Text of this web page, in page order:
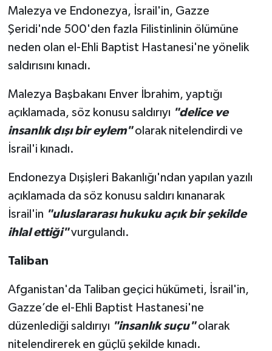
Malezya ve Endonezya, İsrail'in, Gazze
Şeridi'nde 500'den fazla Filistinlinin ölümüne
neden olan el-Ehli Baptist Hastanesi'ne yönelik
saldırısını kınadı.
Malezya Başbakanı Enver İbrahim, yaptığı
açıklamada, söz konusu saldırıyı "delice ve
insanlık dışı bir eylem"olarak nitelendirdi ve
İsrail'i kınadı.
Endonezya Dışişleri Bakanlığı'ndan yapılan yazılı
açıklamada da söz konusu saldırı kınanarak
İsrail'in "uluslararası hukuku açık bir şekilde
ihlal ettiği"vurgulandı.
Taliban
Afganistan'da Taliban geçici hükümeti, İsrail'in,
Gazze’de el-Ehli Baptist Hastanesi'ne
düzenlediği saldırıyı "insanlık suçu"olarak
nitelendirerek en güçlü şekilde kınadı.